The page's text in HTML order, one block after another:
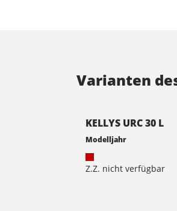
Varianten
KELLYS URC 30 L
Modelljahr
Z.Z. nicht verfügbar